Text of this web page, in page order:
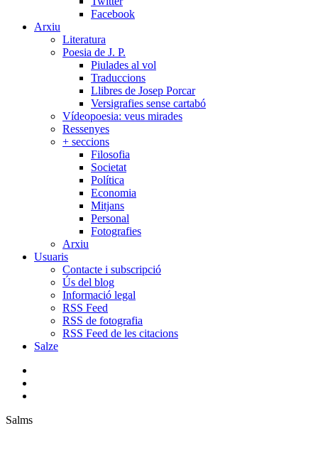
Facebook
Arxiu
Literatura
Poesia de J. P.
Piulades al vol
Traduccions
Llibres de Josep Porcar
Versigrafies sense cartabó
Vídeopoesia: veus mirades
Ressenyes
+ seccions
Filosofia
Societat
Política
Economia
Mitjans
Personal
Fotografies
Arxiu
Usuaris
Contacte i subscripció
Ús del blog
Informació legal
RSS Feed
RSS de fotografia
RSS Feed de les citacions
Salze
Salms